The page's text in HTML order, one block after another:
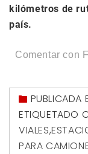
kilómetros de
país.
Comentar con
PUBLICADA
ETIQUETADO
VIALES,
PARA